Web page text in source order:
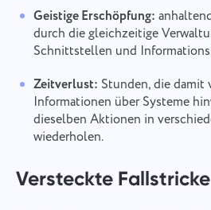
Geistige Erschöpfung:
durch die gleichzeitige
Schnittstellen und
Zeitverlust: Stunden, die damit
Informationen über Systeme
dieselben Aktionen in
wiederholen.
Versteckte Fallstricke